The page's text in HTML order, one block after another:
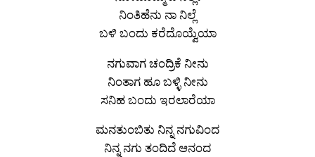
ನಿಂತಿಹೆನು ನಾ ನಿಲ್ಲೆ
ಬಳಿ ಬಂದು ಕರೆದೊಯ್ವೆಯಾ
ನಗುವಾಗ ಚಂದ್ರಿಕೆ ನೀನು
ನಿಂತಾಗ ಹೂ ಬಳ್ಳಿ ನೀನು
ಸನಿಹ ಬಂದು ಇರಲಾರೆಯಾ
ಮನತುಂಬಿತು ನಿನ್ನ ನಗುವಿಂದ
ನಿನ್ನ ನಗು ತಂದಿದೆ ಆನಂದ